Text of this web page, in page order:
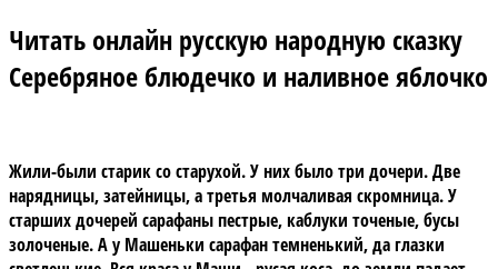
Читать онлайн русскую народную сказку
Серебряное блюдечко и наливное яблочко
Жили-были старик со старухой. У них было три дочери. Две
нарядницы, затейницы, а третья молчаливая скромница. У
старших дочерей сарафаны пестрые, каблуки точеные, бусы
золоченые. А у Машеньки сарафан темненький, да глазки